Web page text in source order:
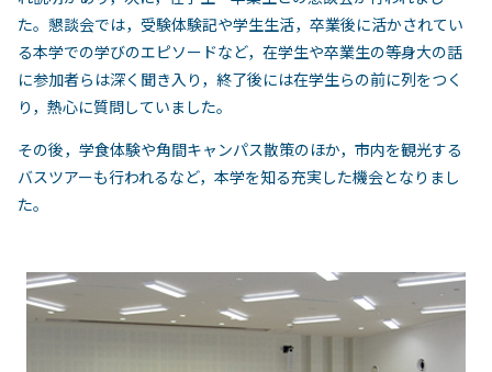
た。懇談会では，受験体験記や学生生活，卒業後に活かされてい
る本学での学びのエピソードなど，在学生や卒業生の等身大の話
に参加者らは深く聞き入り，終了後には在学生らの前に列をつく
り，熱心に質問していました。
その後，学食体験や角間キャンパス散策のほか，市内を観光する
バスツアーも行われるなど，本学を知る充実した機会となりまし
た。